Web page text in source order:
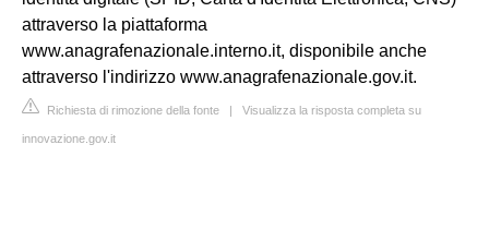
attraverso la piattaforma
www.anagrafenazionale.interno.it, disponibile anche
attraverso l'indirizzo www.anagrafenazionale.gov.it.
Richiesta di rimozione della fonte | Visualizza la risposta completa su
innovazione.gov.it